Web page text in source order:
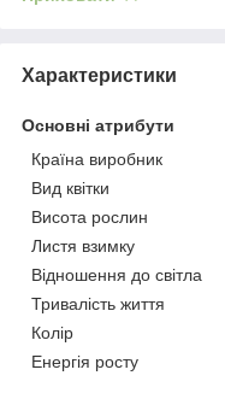
Характеристики
Основні атрибути
Країна виробник
Вид квітки
Висота рослин
Листя взимку
Відношення до світла
Тривалість життя
Колір
Енергія росту